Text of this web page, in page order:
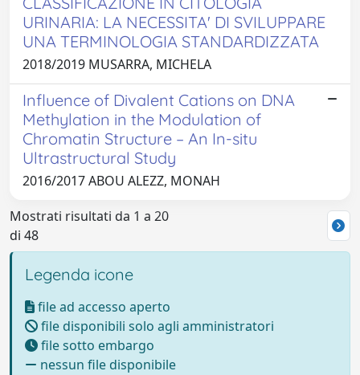
URINARIA: LA NECESSITA' DI SVILUPPARE
UNA TERMINOLOGIA STANDARDIZZATA
2018/2019 MUSARRA, MICHELA
Influence of Divalent Cations on DNA
Methylation in the Modulation of
Chromatin Structure – An In-situ
Ultrastructural Study
2016/2017 ABOU ALEZZ, MONAH
Mostrati risultati da 1 a 20
di 48
Legenda icone
file ad accesso aperto
file disponibili solo agli amministratori
file sotto embargo
nessun file disponibile